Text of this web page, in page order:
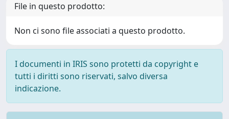
File in questo prodotto:
Non ci sono file associati a questo prodotto.
I documenti in IRIS sono protetti da copyright e
tutti i diritti sono riservati, salvo diversa
indicazione.